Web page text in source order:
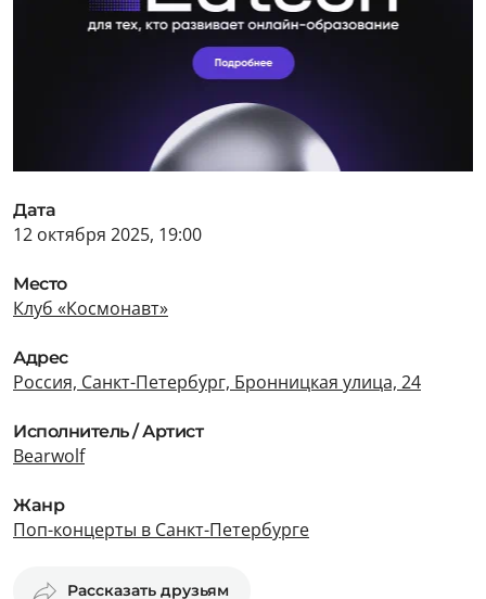
Дата
12 октября 2025, 19:00
Место
Клуб «Космонавт»
Адрес
Россия, Санкт-Петербург, Бронницкая улица, 24
Исполнитель / Артист
Bearwolf
Жанр
Поп-концерты в Санкт-Петербурге
Рассказать друзьям